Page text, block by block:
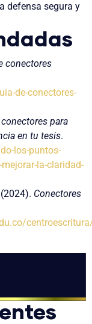
defensa segura y
conectores
de-conectores-
para
en tu tesis.
los-puntos-
la-claridad-
Conectores